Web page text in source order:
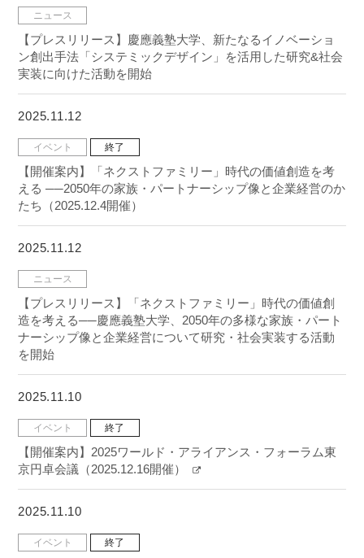
ニュース
【プレスリリース】慶應義塾大学、新たなるイノベーショ
ン創出手法「システミックデザイン」を活用した研究&社会
実装に向けた活動を開始
2025.11.12
イベント 終了
【開催案内】「ネクストファミリー」時代の価値創造を考
える ──2050年の家族・パートナーシップ像と企業経営のか
たち（2025.12.4開催）
2025.11.12
ニュース
【プレスリリース】「ネクストファミリー」時代の価値創
造を考える──慶應義塾大学、2050年の多様な家族・パート
ナーシップ像と企業経営について研究・社会実装する活動
を開始
2025.11.10
イベント 終了
【開催案内】2025ワールド・アライアンス・フォーラム東
京円卓会議（2025.12.16開催）
2025.11.10
イベント 終了